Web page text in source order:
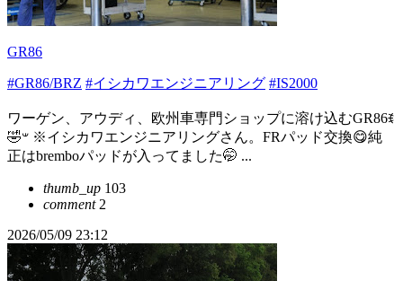
GR86
#GR86/BRZ #イシカワエンジニアリング #IS2000
ワーゲン、アウディ、欧州車専門ショップに溶け込むGR86ꉂ
🤣𐤔 ※イシカワエンジニアリングさん。FRパッド交換😋純
正はbremboパッドが入ってました🤭 ...
thumb_up 103
comment2
2026/05/09 23:12